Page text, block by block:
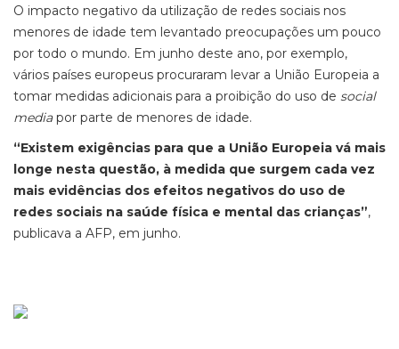
O impacto negativo da utilização de redes sociais nos
menores de idade tem levantado preocupações um pouco
por todo o mundo. Em junho deste ano, por exemplo,
vários países europeus procuraram levar a União Europeia a
tomar medidas adicionais para a proibição do uso de social
mediapor parte de menores de idade.
“Existem exigências para que a União Europeia vá mais
longe nesta questão, à medida que surgem cada vez
mais evidências dos efeitos negativos do uso de
redes sociais na saúde física e mental das crianças”,
publicava a AFP, em junho.